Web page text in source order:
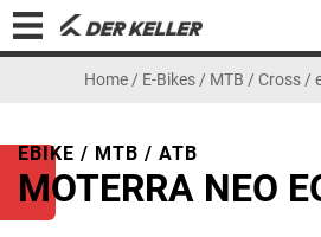
Home / E-Bikes / MTB / Cross /
EBIKE / MTB / ATB
MOTERRA NEO